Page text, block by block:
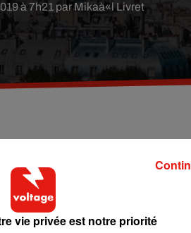
à 7h21 par Mikaà«l Livret
Officiel. Une mesure qui avait
fois en 2015 dans la capitale,
être appliqué dansPariset 25 autres
vie privée est notre priorité